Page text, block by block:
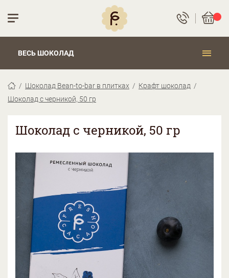
ВЕСЬ ШОКОЛАД
Шоколад Bean-to-bar в плитках
Крафт шоколад
Шоколад с черникой, 50 гр
Шоколад с черникой, 50 гр